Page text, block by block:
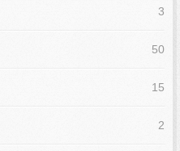
3
50
15
2